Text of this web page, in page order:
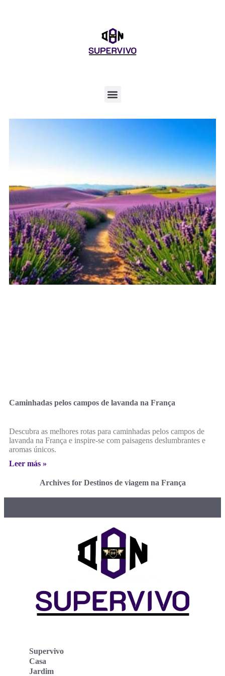
Caminhadas pelos campos de lavanda na França
Descubra as melhores rotas para caminhadas pelos campos de
lavanda na França e inspire-se com paisagens deslumbrantes e
aromas únicos.
Leer más »
Archives for Destinos de viagem na França
Supervivo
Casa
Jardim